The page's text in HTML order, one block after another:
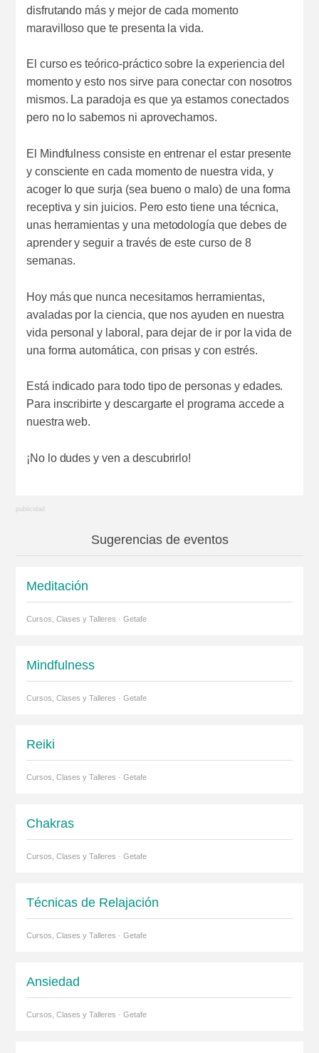
disfrutando más y mejor de cada momento
maravilloso que te presenta la vida.
El curso es teórico-práctico sobre la experiencia del
momento y esto nos sirve para conectar con nosotros
mismos. La paradoja es que ya estamos conectados
pero no lo sabemos ni aprovechamos.
El Mindfulness consiste en entrenar el estar presente
y consciente en cada momento de nuestra vida, y
acoger lo que surja (sea bueno o malo) de una forma
receptiva y sin juicios. Pero esto tiene una técnica,
unas herramientas y una metodología que debes de
aprender y seguir a través de este curso de 8
semanas.
Hoy más que nunca necesitamos herramientas,
avaladas por la ciencia, que nos ayuden en nuestra
vida personal y laboral, para dejar de ir por la vida de
una forma automática, con prisas y con estrés.
Está indicado para todo tipo de personas y edades.
Para inscribirte y descargarte el programa accede a
nuestra web.
¡No lo dudes y ven a descubrirlo!
Sugerencias de eventos
Meditación
Cursos, Clases y Talleres · Getafe
Mindfulness
Cursos, Clases y Talleres · Getafe
Reiki
Cursos, Clases y Talleres · Getafe
Chakras
Cursos, Clases y Talleres · Getafe
Técnicas de Relajación
Cursos, Clases y Talleres · Getafe
Ansiedad
Cursos, Clases y Talleres · Getafe